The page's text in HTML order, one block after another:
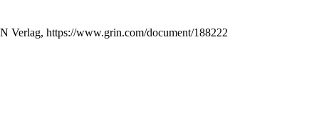
Verlag, https://www.grin.com/document/188222